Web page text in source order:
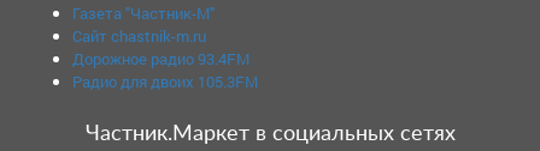
Газета "Частник-М"
Сайт chastnik-m.ru
Дорожное радио 93.4FM
Радио для двоих 105.3FM
Частник.Маркет в социальных сетях